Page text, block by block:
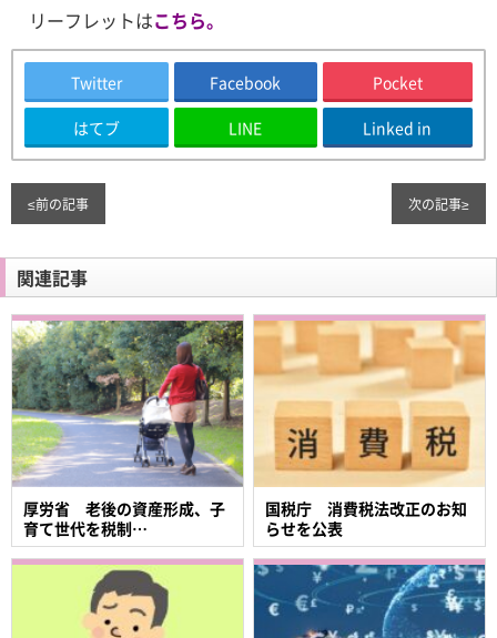
リーフレットはこちら。
Twitter Facebook Pocket
はてブ LINE Linked in
≤前の記事 次の記事≥
関連記事
国税庁 消費税法改正のお知
らせを公表
厚労省 老後の資産形成、子
育て世代を税制…